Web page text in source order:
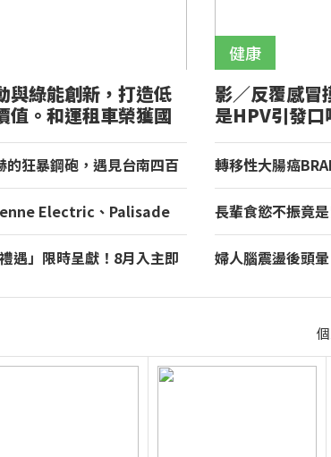
與綠能創新，打造低
值。和運租車榮獲國
獎！
的狂暴鋼砲，遇見台南四百
Electric、Palisade
遇」限時呈獻！8月入主即
影／反覆感
是HPV引發口
轉移性大腸癌
長輩食慾不振竟
婦人腦震盪後頭